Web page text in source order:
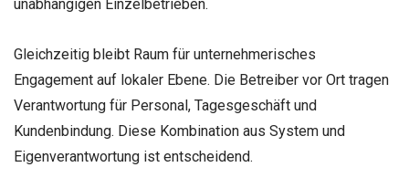
unabhängigen Einzelbetrieben.
Gleichzeitig bleibt Raum für unternehmerisches
Engagement auf lokaler Ebene. Die Betreiber vor Ort tragen
Verantwortung für Personal, Tagesgeschäft und
Kundenbindung. Diese Kombination aus System und
Eigenverantwortung ist entscheidend.